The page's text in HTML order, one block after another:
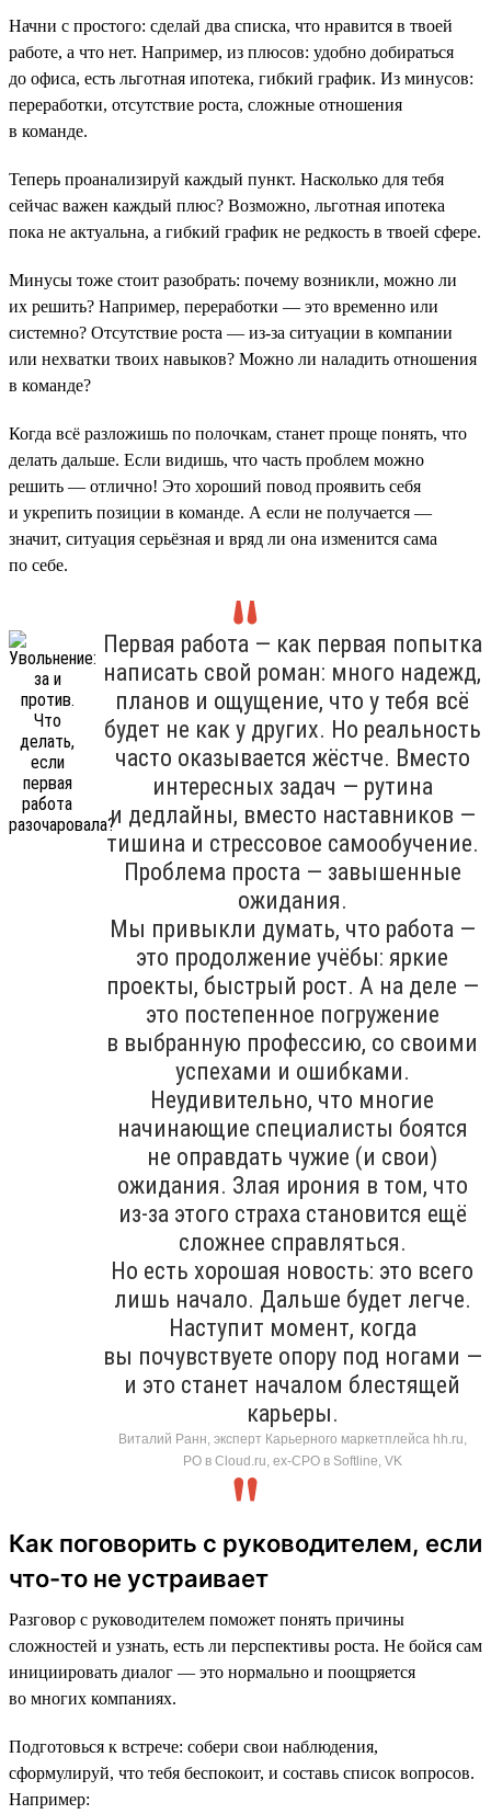
Начни с простого: сделай два списка, что нравится в твоей
работе, а что нет. Например, из плюсов: удобно добираться
до офиса, есть льготная ипотека, гибкий график. Из минусов:
переработки, отсутствие роста, сложные отношения
в команде.
Теперь проанализируй каждый пункт. Насколько для тебя
сейчас важен каждый плюс? Возможно, льготная ипотека
пока не актуальна, а гибкий график не редкость в твоей сфере.
Минусы тоже стоит разобрать: почему возникли, можно ли
их решить? Например, переработки — это временно или
системно? Отсутствие роста — из-за ситуации в компании
или нехватки твоих навыков? Можно ли наладить отношения
в команде?
Когда всё разложишь по полочкам, станет проще понять, что
делать дальше. Если видишь, что часть проблем можно
решить — отлично! Это хороший повод проявить себя
и укрепить позиции в команде. А если не получается —
значит, ситуация серьёзная и вряд ли она изменится сама
по себе.
Первая работа — как первая попытка
написать свой роман: много надежд,
планов и ощущение, что у тебя всё
будет не как у других. Но реальность
часто оказывается жёстче. Вместо
интересных задач — рутина
и дедлайны, вместо наставников —
тишина и стрессовое самообучение.
Проблема проста — завышенные
ожидания.
Мы привыкли думать, что работа —
это продолжение учёбы: яркие
проекты, быстрый рост. А на деле —
это постепенное погружение
в выбранную профессию, со своими
успехами и ошибками.
Неудивительно, что многие
начинающие специалисты боятся
не оправдать чужие (и свои)
ожидания. Злая ирония в том, что
из-за этого страха становится ещё
сложнее справляться.
Но есть хорошая новость: это всего
лишь начало. Дальше будет легче.
Наступит момент, когда
вы почувствуете опору под ногами —
и это станет началом блестящей
карьеры.
Виталий Ранн, эксперт Карьерного маркетплейса hh.ru,
PO в Cloud.ru, ex-CPO в Softline, VK
Как поговорить с руководителем, если
что-то не устраивает
Разговор с руководителем поможет понять причины
сложностей и узнать, есть ли перспективы роста. Не бойся сам
инициировать диалог — это нормально и поощряется
во многих компаниях.
Подготовься к встрече: собери свои наблюдения,
сформулируй, что тебя беспокоит, и составь список вопросов.
Например: